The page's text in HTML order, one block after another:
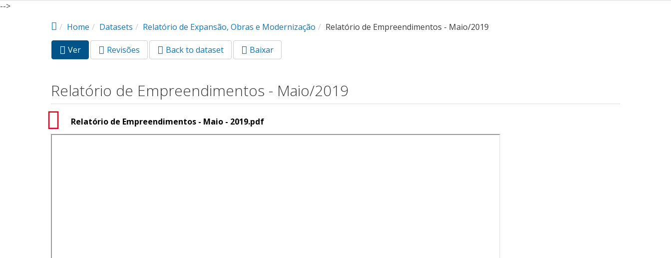
-->
Home
Datasets Relatório de Expansão, Obras e Modernização Relatório de Empreendimentos - Maio/2019
Abas primárias
Ver
ativa)
Revisões Back to dataset Baixar
Relatório de Empreendimentos - Maio/2019
Relatório de Empreendimentos - Maio - 2019.pdf